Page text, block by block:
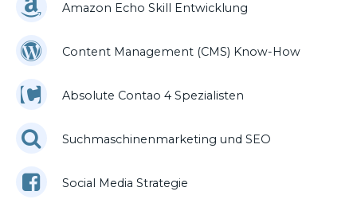
Amazon Echo Skill Entwicklung
Content Management (CMS) Know-How
Absolute Contao 4 Spezialisten
Suchmaschinenmarketing und SEO
Social Media Strategie